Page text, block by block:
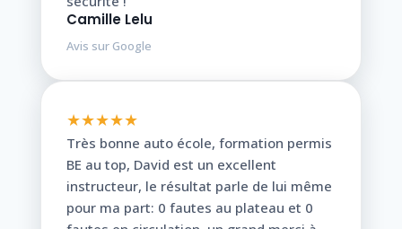
Camille Lelu
Avis sur Google
★★★★★
Très bonne auto école, formation permis
BE au top, David est un excellent
instructeur, le résultat parle de lui même
pour ma part: 0 fautes au plateau et 0